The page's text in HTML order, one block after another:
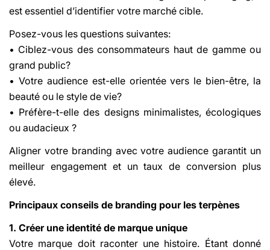
est essentiel d’identifier votre marché cible.
Posez-vous les questions suivantes:
• Ciblez-vous des consommateurs haut de gamme ou
grand public?
• Votre audience est-elle orientée vers le bien-être, la
beauté ou le style de vie?
• Préfère-t-elle des designs minimalistes, écologiques
ou audacieux ?
Aligner votre branding avec votre audience garantit un
meilleur engagement et un taux de conversion plus
élevé.
Principaux conseils de branding pour les terpènes
1. Créer une identité de marque unique
Votre marque doit raconter une histoire. Étant donné